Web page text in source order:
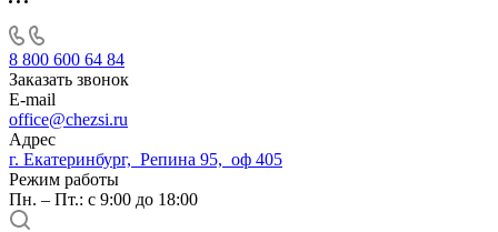
8 800 600 64 84
Заказать звонок
E-mail
office@chezsi.ru
Адрес
г. Екатеринбург, Репина 95, оф 405
Режим работы
Пн. – Пт.: с 9:00 до 18:00